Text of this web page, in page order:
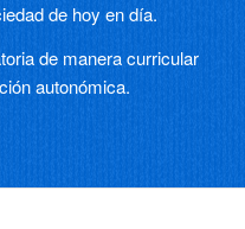
de hoy en día.
de manera curricular
autonómica.